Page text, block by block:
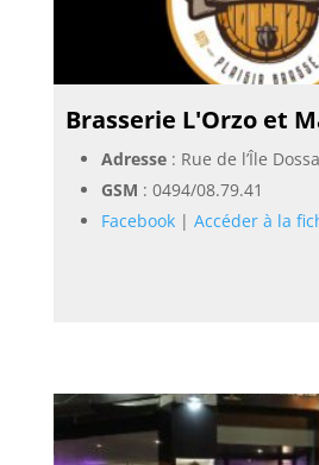
Brasserie L'Orzo et
Adresse: Rue de l’Île
GSM : 0494/08.79.41
Facebook| Accéder à la